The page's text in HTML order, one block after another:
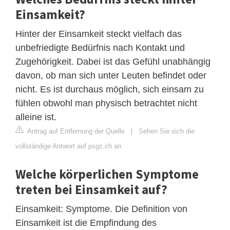
Einsamkeit?
Hinter der Einsamkeit steckt vielfach das
unbefriedigte Bedürfnis nach Kontakt und
Zugehörigkeit. Dabei ist das Gefühl unabhängig
davon, ob man sich unter Leuten befindet oder
nicht. Es ist durchaus möglich, sich einsam zu
fühlen obwohl man physisch betrachtet nicht
alleine ist.
Antrag auf Entfernung der Quelle | Sehen Sie sich die
vollständige Antwort auf psgz.ch an
Welche körperlichen Symptome
treten bei Einsamkeit auf?
Einsamkeit: Symptome. Die Definition von
Einsamkeit ist die Empfindung des